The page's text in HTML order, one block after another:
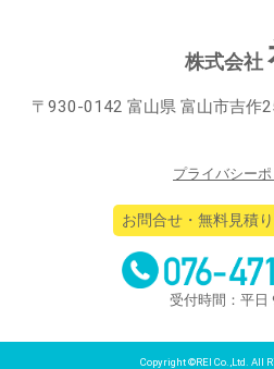
株式会社
〒930-0142 富山県 富山市吉作
プライバシー
お問合せ・無料見積
受付時間：平
Copyright ©REI Co.,Ltd. All